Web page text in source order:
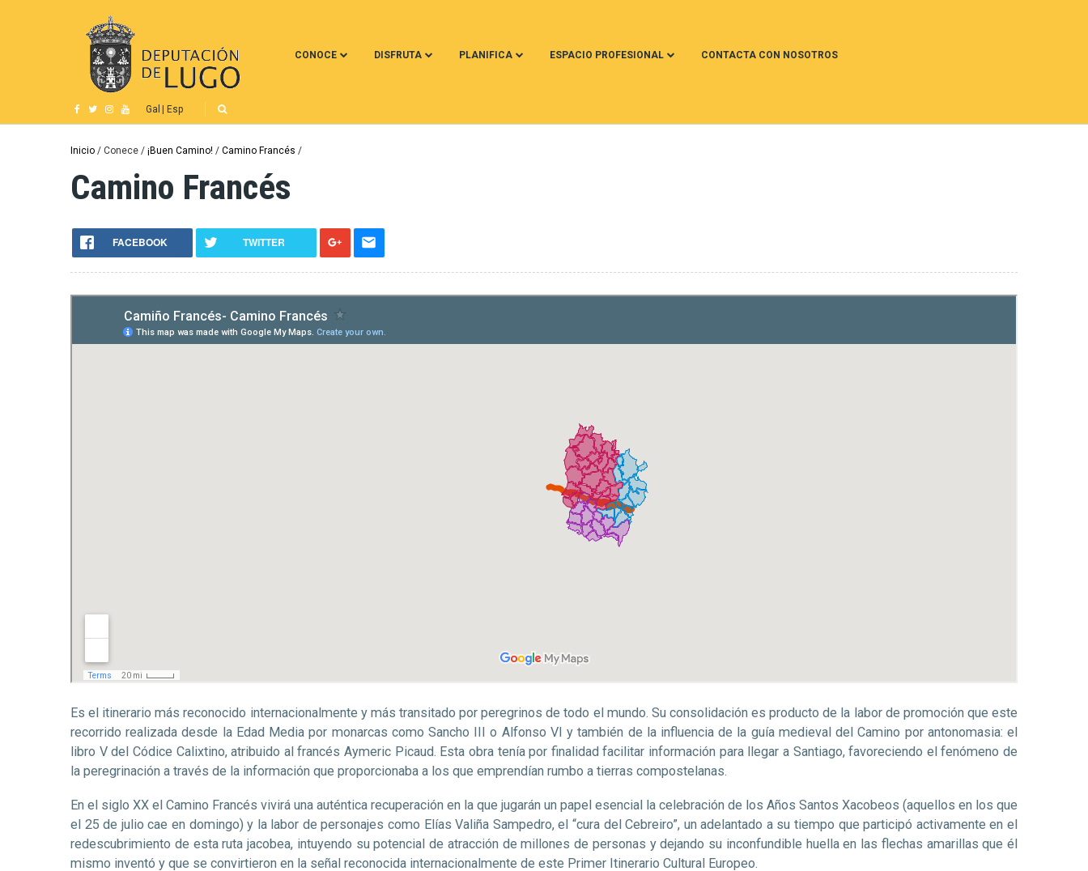
CONOCE DISFRUTA PLANIFICA ESPACIO PROFESIONAL CONTACTA CON NOSOTROS
Gal Esp
Ruta
de
navegación
Inicio Conece ¡Buen Camino! Camino Francés
Camino Francés
FACEBOOK TWITTER
Es el itinerario más reconocido internacionalmente y más transitado por peregrinos de todo el mundo. Su consolidación es producto de la labor de promoción que este
recorrido realizada desde la Edad Media por monarcas como Sancho III o Alfonso VI y también de la influencia de la guía medieval del Camino por antonomasia: el
libro V del Códice Calixtino, atribuido al francés Aymeric Picaud. Esta obra tenía por finalidad facilitar información para llegar a Santiago, favoreciendo el fenómeno de
la peregrinación a través de la información que proporcionaba a los que emprendían rumbo a tierras compostelanas.
En el siglo XX el Camino Francés vivirá una auténtica recuperación en la que jugarán un papel esencial la celebración de los Años Santos Xacobeos (aquellos en los que
el 25 de julio cae en domingo) y la labor de personajes como Elías Valiña Sampedro, el “cura del Cebreiro”, un adelantado a su tiempo que participó activamente en el
redescubrimiento de esta ruta jacobea, intuyendo su potencial de atracción de millones de personas y dejando su inconfundible huella en las flechas amarillas que él
mismo inventó y que se convirtieron en la señal reconocida internacionalmente de este Primer Itinerario Cultural Europeo.